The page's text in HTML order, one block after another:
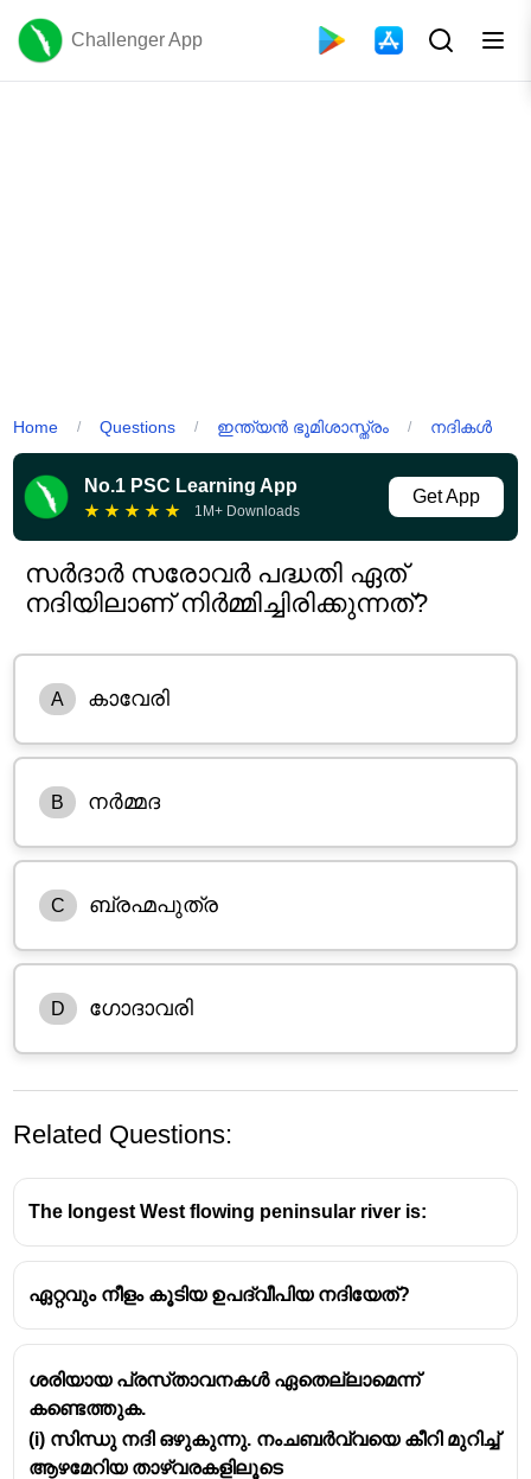
Challenger App
Home / Questions / ഇന്ത്യൻ ഭൂമിശാസ്ത്രം / നദികൾ
No.1 PSC Learning App
★ ★ ★ ★ ★ 1M+ Downloads
Get App
സർദാർ സരോവർ പദ്ധതി ഏത്
നദിയിലാണ് നിർമ്മിച്ചിരിക്കുന്നത്?
A കാവേരി
B നർമ്മദ
C ബ്രഹ്മപുത്ര
D ഗോദാവരി
Related Questions:
The longest West flowing peninsular river is:
ഏറ്റവും നീളം കൂടിയ ഉപദ്വീപിയ നദിയേത്?
ശരിയായ പ്രസ്‌താവനകൾ ഏതെല്ലാമെന്ന്
കണ്ടെത്തുക.
(i) സിന്ധു നദി ഒഴുകുന്നു. നംചബർവ്വയെ കീറി മുറിച്ച്
ആഴമേറിയ താഴ്വരകളിലൂടെ